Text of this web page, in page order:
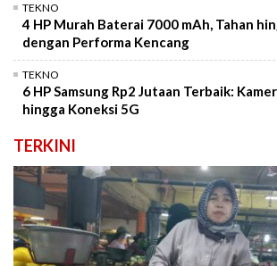
TEKNO
4 HP Murah Baterai 7000 mAh, Tahan
dengan Performa Kencang
TEKNO
6 HP Samsung Rp2 Jutaan Terbaik:
hingga Koneksi 5G
TERKINI